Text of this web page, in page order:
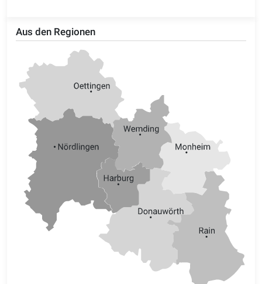
Aus den Regionen